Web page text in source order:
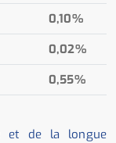
0,10%
0,02%
0,55%
et de la longue